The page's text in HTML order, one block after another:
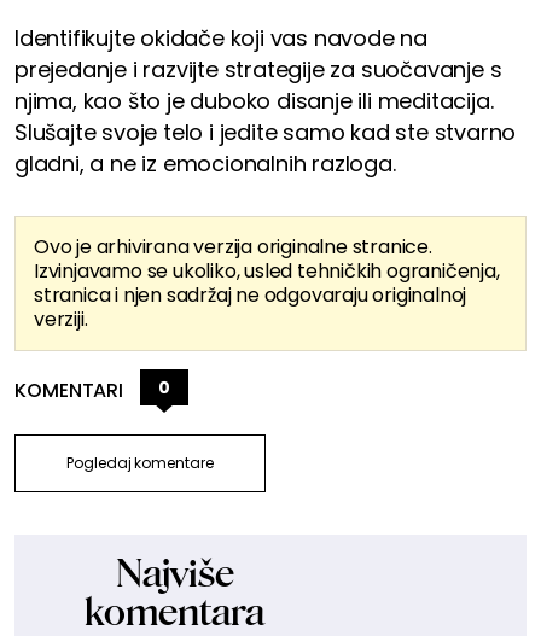
Identifikujte okidače koji vas navode na
prejedanje i razvijte strategije za suočavanje s
njima, kao što je duboko disanje ili meditacija.
Slušajte svoje telo i jedite samo kad ste stvarno
gladni, a ne iz emocionalnih razloga.
Ovo je arhivirana verzija originalne stranice.
Izvinjavamo se ukoliko, usled tehničkih ograničenja,
stranica i njen sadržaj ne odgovaraju originalnoj
verziji.
KOMENTARI 0
Pogledaj komentare
Najviše
komentara